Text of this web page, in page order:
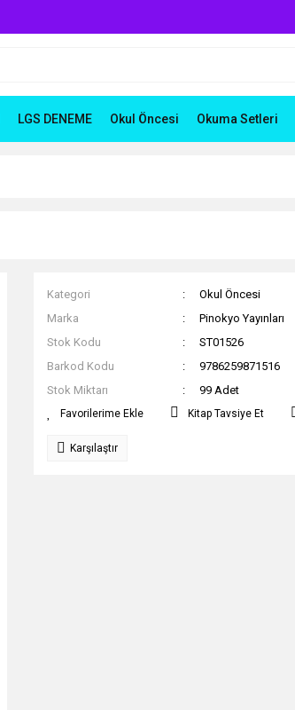
LGS DENEME Okul Öncesi Okuma Setleri
Kategori
Okul Öncesi
Marka
Pinokyo Yayınları
Stok Kodu
ST01526
Barkod Kodu
9786259871516
Stok Miktarı
99 Adet
Kitap Tavsiye Et
Karşılaştır